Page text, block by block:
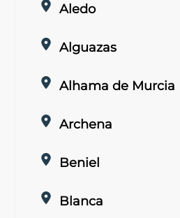
Aledo
Alguazas
Alhama de Murcia
Archena
Beniel
Blanca